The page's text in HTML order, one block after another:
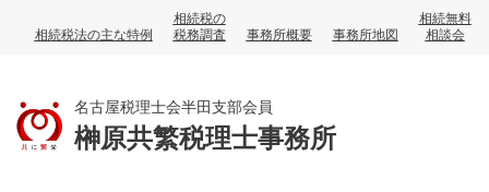
相続税法の主な特例
相続税の
税務調査
事務所概要 事務所地図
相続無料
相談会
名古屋税理士会半田支部会員
榊原共繁税理士事務所